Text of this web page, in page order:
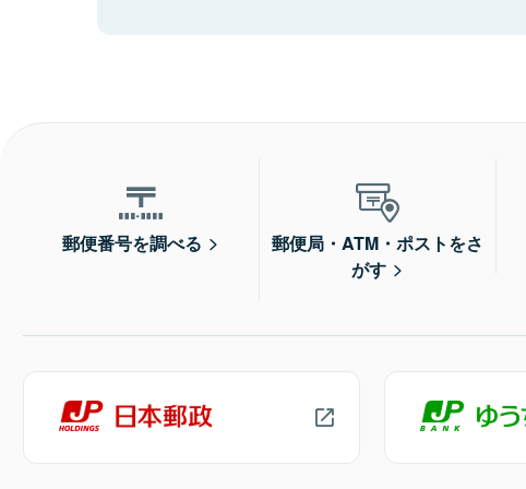
郵便番号を調べる
郵便局・ATM・ポストをさ
がす